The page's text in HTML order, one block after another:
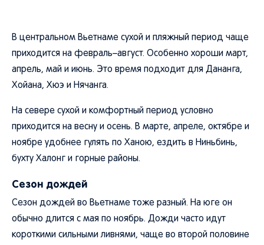
В центральном Вьетнаме сухой и пляжный период чаще
приходится на февраль–август. Особенно хороши март,
апрель, май и июнь. Это время подходит для Дананга,
Хойана, Хюэ и Нячанга.
На севере сухой и комфортный период условно
приходится на весну и осень. В марте, апреле, октябре и
ноябре удобнее гулять по Ханою, ездить в Ниньбинь,
бухту Халонг и горные районы.
Сезон дождей
Сезон дождей во Вьетнаме тоже разный. На юге он
обычно длится с мая по ноябрь. Дожди часто идут
короткими сильными ливнями, чаще во второй половине